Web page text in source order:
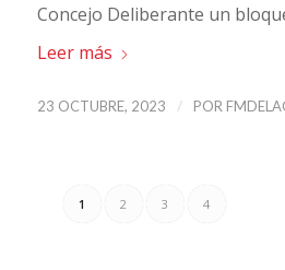
Concejo Deliberante un
Leer más
23 OCTUBRE, 2023 / POR
1 2 3 4